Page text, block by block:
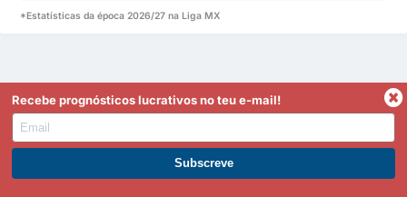
*Estatísticas da época 2026/27 na Liga MX
Liga MX Tabela
Equipa PJ Vitória % GM GS DG Pts MGJ
3 67%
Torna-te Premium
Recebe prognósticos lucrativos no teu e-mail!